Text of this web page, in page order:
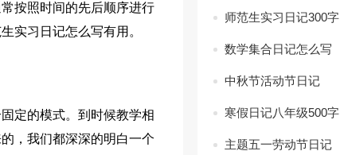
按照时间的先后顺序进行
实习日记怎么写有用。
定的模式。到时候教学相
，我们都深深的明白一个
师范生实习日记300字
数学集合日记怎么写
中秋节活动节日记
寒假日记八年级500字
主题五一劳动节日记